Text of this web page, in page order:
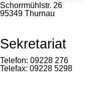
Schorrmühlstr. 26
95349 Thurnau
Sekretariat
Telefon: 09228 276
Telefax: 09228 5298